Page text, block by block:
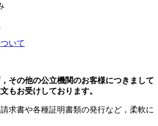
いて
その他の公立機関のお客様につきまして
もお受けしております。
求書や各種証明書類の発行など，柔軟に